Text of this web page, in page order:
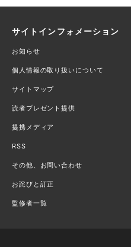
サイトインフォメーション
お知らせ
個人情報の取り扱いについて
サイトマップ
読者プレゼント提供
提携メディア
RSS
その他、お問い合わせ
お詫びと訂正
監修者一覧